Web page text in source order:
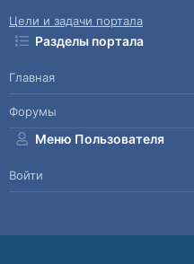
Цели и задачи портала
Разделы портала
Главная
Форумы
Меню Пользователя
Войти